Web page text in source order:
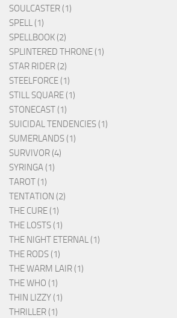
SOULCASTER (1)
SPELL (1)
SPELLBOOK (2)
SPLINTERED THRONE (1)
STAR RIDER (2)
STEELFORCE (1)
STILL SQUARE (1)
STONECAST (1)
SUICIDAL TENDENCIES (1)
SUMERLANDS (1)
SURVIVOR (4)
SYRINGA (1)
TAROT (1)
TENTATION (2)
THE CURE (1)
THE LOSTS (1)
THE NIGHT ETERNAL (1)
THE RODS (1)
THE WARM LAIR (1)
THE WHO (1)
THIN LIZZY (1)
THRILLER (1)